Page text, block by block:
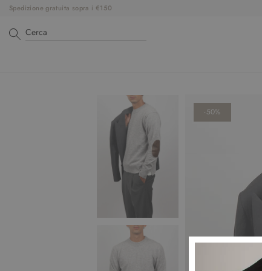
Spedizione gratuita sopra i €150
-50%